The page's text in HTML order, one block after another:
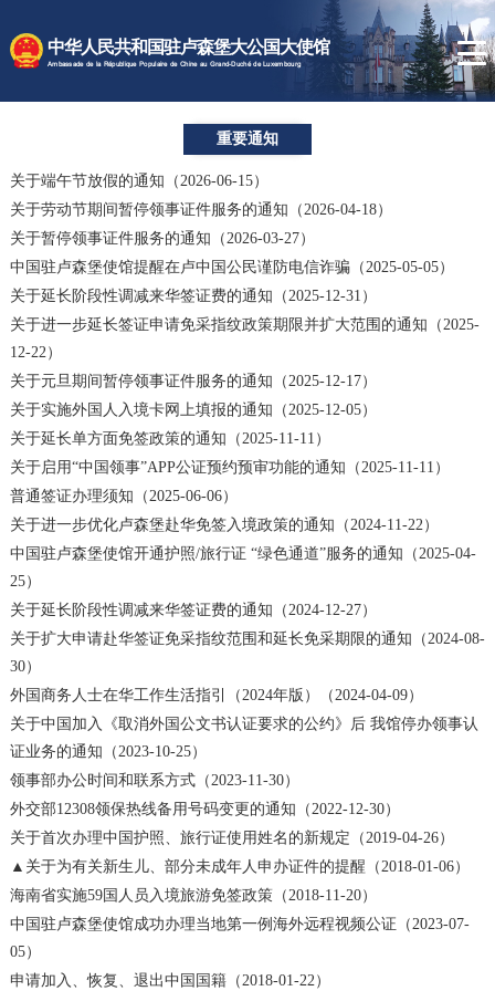
中华人民共和国驻卢森堡大公国大使馆
Ambassade de la République Populaire de Chine au Grand-Duché de Luxembourg
使馆速递
卢森堡概况
领事服务
重要通知
关于端午节放假的通知（2026-06-15）
关于劳动节期间暂停领事证件服务的通知（2026-04-18）
关于暂停领事证件服务的通知（2026-03-27）
中国驻卢森堡使馆提醒在卢中国公民谨防电信诈骗（2025-05-05）
关于延长阶段性调减来华签证费的通知（2025-12-31）
关于进一步延长签证申请免采指纹政策期限并扩大范围的通知（2025-
12-22）
关于元旦期间暂停领事证件服务的通知（2025-12-17）
关于实施外国人入境卡网上填报的通知（2025-12-05）
关于延长单方面免签政策的通知（2025-11-11）
关于启用“中国领事”APP公证预约预审功能的通知（2025-11-11）
普通签证办理须知（2025-06-06）
关于进一步优化卢森堡赴华免签入境政策的通知（2024-11-22）
中国驻卢森堡使馆开通护照/旅行证 “绿色通道”服务的通知（2025-04-
25）
关于延长阶段性调减来华签证费的通知（2024-12-27）
关于扩大申请赴华签证免采指纹范围和延长免采期限的通知（2024-08-
30）
外国商务人士在华工作生活指引（2024年版）（2024-04-09）
关于中国加入《取消外国公文书认证要求的公约》后 我馆停办领事认
证业务的通知（2023-10-25）
领事部办公时间和联系方式（2023-11-30）
外交部12308领保热线备用号码变更的通知（2022-12-30）
关于首次办理中国护照、旅行证使用姓名的新规定（2019-04-26）
▲关于为有关新生儿、部分未成年人申办证件的提醒（2018-01-06）
海南省实施59国人员入境旅游免签政策（2018-11-20）
中国驻卢森堡使馆成功办理当地第一例海外远程视频公证（2023-07-
05）
申请加入、恢复、退出中国国籍（2018-01-22）